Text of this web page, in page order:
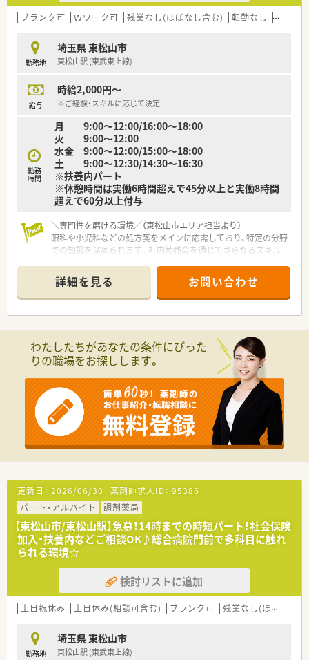
非常に良く、長く安心して働ける環境です。
■40代から60代まで幅広い年齢層のスタッフが活躍しており、
【やりがい/おすすめポイント】
■患者さまからの感謝の言葉を直接いただける機会が多く、地域
■社長と現場の距離が近く、自分自身の意見やアイデアを店舗運
営に反映させやすい風通しの良さが魅力です。
スタイルに合わせた働き方が実現できる職場です。
ブランク可 Ｗワーク可 残業なし(ほぼなし含む) 転勤なし 車通勤
勤務地
埼玉県 東松山市
東松山駅 (東武東上線)
給与
時給2,000円～
※ご経験・スキルに応じて決定
勤務
時間
月 9:00～12:00/16:00～18:00
火 9:00～12:00
水金 9:00～12:00/15:00～18:00
土 9:00～12:30/14:30～16:30
※扶養内パート
※休憩時間は実働6時間超えで45分以上と実働8時間
超えで60分以上付与
＼専門性を磨ける環境／（東松山市エリア担当より）
眼科や小児科などの処方箋をメインに応需しており、特定の分野
での知識を深められます。社内勉強会を通じてさらなるスキル
【店舗情報と応需状況について】
■東松山駅から車で4分ほどの立地にあり、マイカーでの通勤も
可能で毎日の移動も快適に行える環境です。
インに応需しており、専門知識が身につきます。
■1日の処方箋応需枚数は40枚から50枚程度となっており、一人
ひとりの患者さまとじっくり向き合えます。
【法人特徴について】
■埼玉県を中心に複数の店舗を展開しており、地域医療に欠かせ
ない調剤薬局を目指している安定した会社です。
■現場への思いやりが強い代表のもと、本部と店舗間の風通しが
非常に良く、意見を言いやすい働きやすい社風です。
■40代から60代まで幅広い年代のスタッフが活躍しており、従
業員同士の仲が良く定着率の高さが自慢です。
【こんな方が活躍中】
■40代から60代のベテラン薬剤師が多数在籍しており、これま
での豊富な調剤経験を活かして店舗を支えています。
■患者さまとの何気ない会話を大切にし、お薬に関する不安を解
消できる思いやりのあるスタッフが活躍中です。
■チームワークを重んじ、周囲のスタッフと連携を取りながら効
率よく業務を進められる方が多く在籍しています。
詳細を見る お問い合わせ
わたしたちがあなたの条件にぴった
りの職場をお探しします。
更新日： 2026/06/30 薬剤師求人ID： 95386
パート・アルバイト
調剤薬局
【東松山市/東松山駅】急募！14時までの時短パート！社会保険
加入・扶養内などご相談OK♪総合病院門前で多科目に触れ
られる環境☆
検討リストに追加
土日祝休み 土日休み(相談可含む) ブランク可 残業なし(ほぼなし含む)
勤務地
埼玉県 東松山市
東松山駅 (東武東上線)